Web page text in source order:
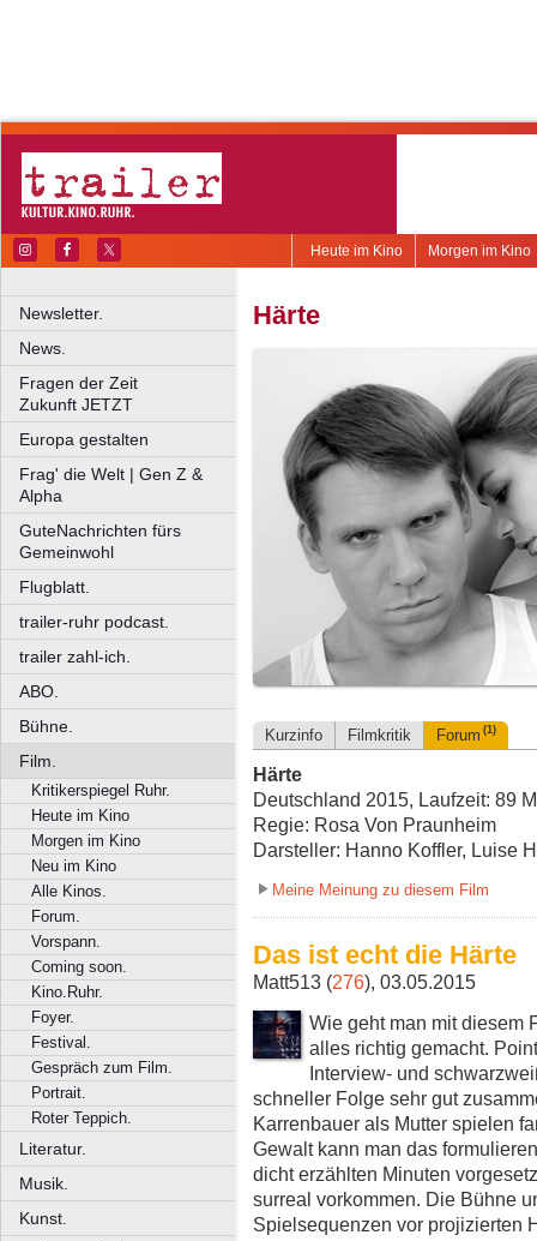
Morgen im Kino
Heute im Kino
Newsletter.
News.
Fragen der Zeit
Zukunft JETZT
Europa gestalten
Frag' die Welt | Gen Z &
Alpha
GuteNachrichten fürs
Gemeinwohl
Flugblatt.
trailer-ruhr podcast.
trailer zahl-ich.
ABO.
Bühne.
Film.
Kritikerspiegel Ruhr.
Heute im Kino
Morgen im Kino
Neu im Kino
Alle Kinos.
Forum.
Vorspann.
Coming soon.
Kino.Ruhr.
Foyer.
Festival.
Gespräch zum Film.
Portrait.
Roter Teppich.
Literatur.
Musik.
Kunst.
Härte
Kurzinfo Filmkritik Forum (1)
Härte
Deutschland 2015, Laufzeit: 89
Regie: Rosa Von Praunheim
Darsteller: Hanno Koffler, Luise
Meine Meinung zu diesem Film
Das ist echt die Härte
Matt513 (276), 03.05.2015
Wie geht man mit diesem
alles richtig gemacht.
Interview- und
schneller Folge sehr gut
Karrenbauer als Mutter spielen
Gewalt kann man das
dicht erzählten Minuten
surreal vorkommen. Die Bühne
Spielsequenzen vor projizierten